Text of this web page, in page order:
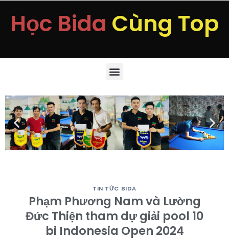
Học Bida Cùng Top
TIN TỨC BIDA
Phạm Phương Nam và Lường
Đức Thiện tham dự giải pool 10
bi Indonesia Open 2024